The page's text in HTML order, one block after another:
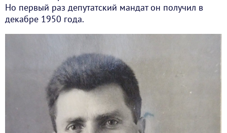
Но первый раз депутатский мандат он получил в
декабре 1950 года.